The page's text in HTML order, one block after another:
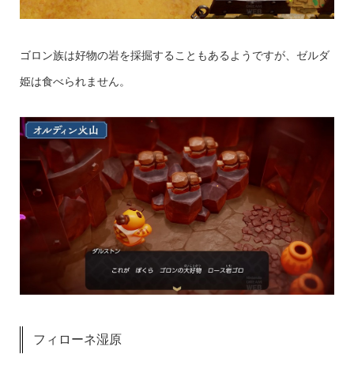
ゴロン族は好物の岩を採掘することもあるようですが、ゼルダ
姫は食べられません。
フィローネ湿原